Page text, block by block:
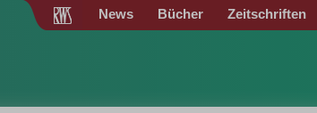
News Bücher Zeitschriften